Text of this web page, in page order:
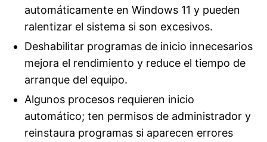
automáticamente en Windows 11 y pueden
ralentizar el sistema si son excesivos.
Deshabilitar programas de inicio innecesarios
mejora el rendimiento y reduce el tiempo de
arranque del equipo.
Algunos procesos requieren inicio
automático; ten permisos de administrador y
reinstaura programas si aparecen errores